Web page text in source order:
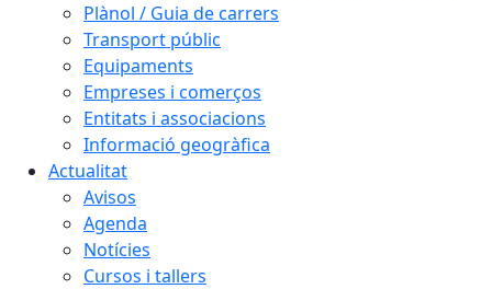
Plànol / Guia de carrers
Transport públic
Equipaments
Empreses i comerços
Entitats i associacions
Informació geogràfica
Actualitat
Avisos
Agenda
Notícies
Cursos i tallers